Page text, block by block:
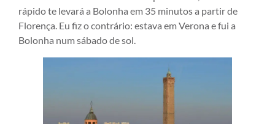
rápido te levará a Bolonha em 35 minutos a partir de
Florença. Eu fiz o contrário: estava em Verona e fui a
Bolonha num sábado de sol.